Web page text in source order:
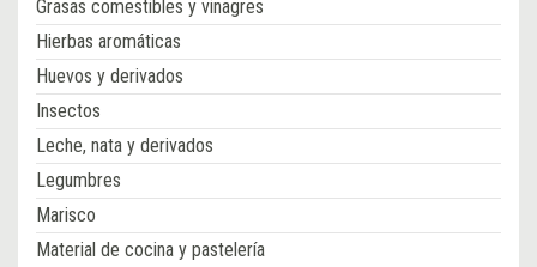
Grasas comestibles y vinagres
Hierbas aromáticas
Huevos y derivados
Insectos
Leche, nata y derivados
Legumbres
Marisco
Material de cocina y pastelería